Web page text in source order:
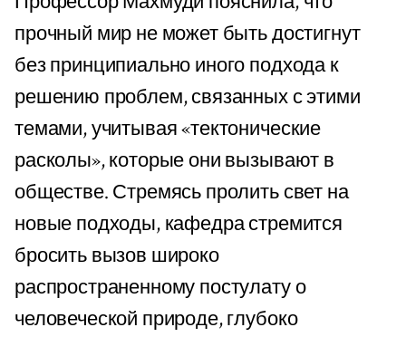
прочный мир не может быть достигнут
без принципиально иного подхода к
решению проблем, связанных с этими
темами, учитывая «тектонические
расколы», которые они вызывают в
обществе. Стремясь пролить свет на
новые подходы, кафедра стремится
бросить вызов широко
распространенному постулату о
человеческой природе, глубоко